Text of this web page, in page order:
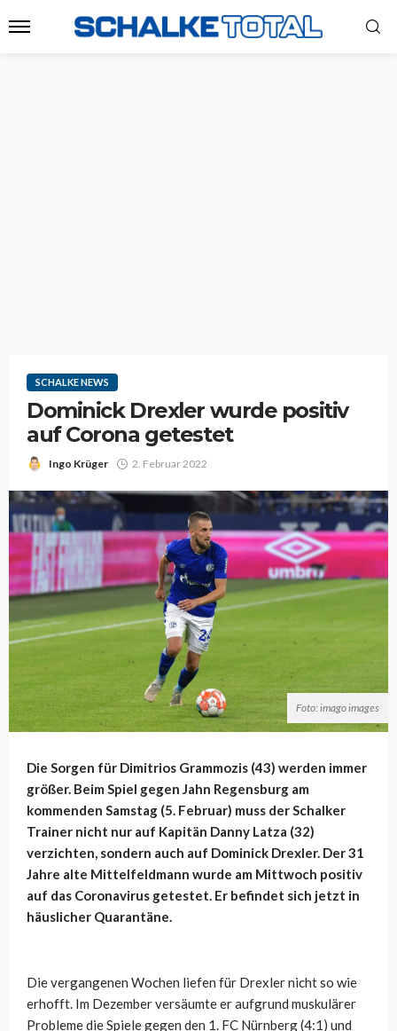
SCHALKE NEWS
Dominick Drexler wurde positiv
auf Corona getestet
Ingo Krüger 2. Februar 2022
Foto: imago images
Die Sorgen für Dimitrios Grammozis (43) werden immer
größer. Beim Spiel gegen Jahn Regensburg am
kommenden Samstag (5. Februar) muss der Schalker
Trainer nicht nur auf Kapitän Danny Latza (32)
verzichten, sondern auch auf Dominick Drexler. Der 31
Jahre alte Mittelfeldmann wurde am Mittwoch positiv
auf das Coronavirus getestet. Er befindet sich jetzt in
häuslicher Quarantäne.
Die vergangenen Wochen liefen für Drexler nicht so wie
erhofft. Im Dezember versäumte er aufgrund muskulärer
Probleme die Spiele gegen den 1. FC Nürnberg (4:1) und